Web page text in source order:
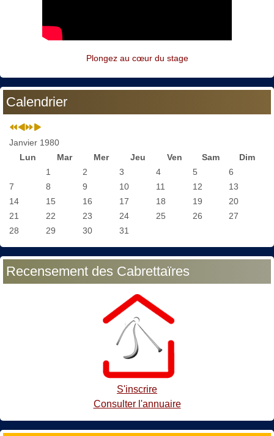
Plongez au cœur du stage
Calendrier
Janvier 1980
Lun
Mar Mer Jeu Ven Sam
Dim
1
2 3 4 5
6
7
8 9 10 11 12
13
14
15 16 17 18 19
20
21
22 23 24 25 26
27
28
29 30 31
Recensement des Cabrettaïres
S'inscrire
Consulter l'annuaire